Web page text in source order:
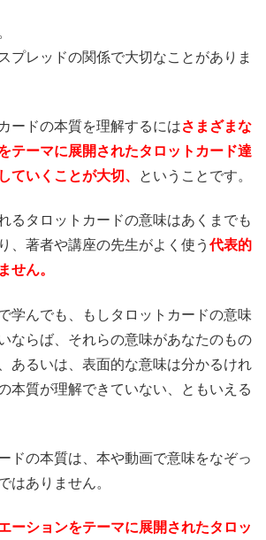
プレッドの関係で大切なことがありま
ードの本質を理解するにはさまざまな
テーマに展開されたタロットカード達
ていくことが大切、
ということです。
るタロットカードの意味はあくまでも
、著者や講座の先生がよく使う代表的
せん。
学んでも、もしタロットカードの意味
ならば、それらの意味があなたのもの
あるいは、表面的な意味は分かるけれ
本質が理解できていない、ともいえる
ドの本質は、本や動画で意味をなぞっ
はありません。
ーションをテーマに展開されたタロッ